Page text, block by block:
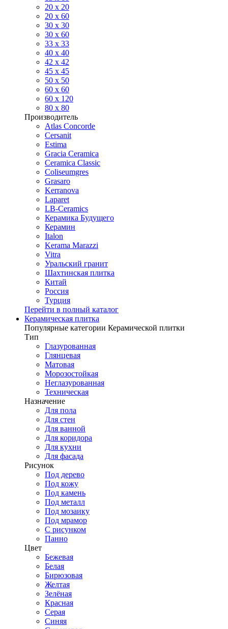
20 х 20
20 x 60
30 х 30
30 x 60
33 x 33
40 х 40
42 x 42
45 x 45
50 x 50
60 х 60
60 x 120
80 x 80
Производитель
Atlas Concorde
Cersanit
Estima
Gracia Ceramica
Ceramica Classic
Coliseumgres
Grasaro
Kerranova
Laparet
LB-Ceramics
Керамика Будущего
Керамин
Italon
Kerama Marazzi
Vitra
Уральский гранит
Шахтинская плитка
Китай
Россия
Турция
Перейти в полный каталог
Керамическая плитка
Популярные категории Керамической плитки
Тип
Глазурованная
Глянцевая
Матовая
Морозостойкая
Неглазурованная
Техническая
Назначение
Для пола
Для стен
Для ванной
Для коридора
Для кухни
Для фасада
Рисунок
Под дерево
Под кожу
Под камень
Под металл
Под мозаику
Под мрамор
С рисунком
Панно
Цвет
Бежевая
Белая
Бирюзовая
Желтая
Зелёная
Красная
Серая
Синяя